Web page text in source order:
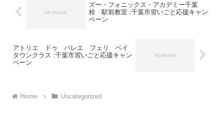
ズー・フォニックス・アカデミー千葉
校 駅前教室 :千葉市習いごと応援キャン
ペーン
アトリエ ドゥ バレエ フェリ ベイ
タウンクラス :千葉市習いごと応援キャン
ペーン
Home Uncategorized